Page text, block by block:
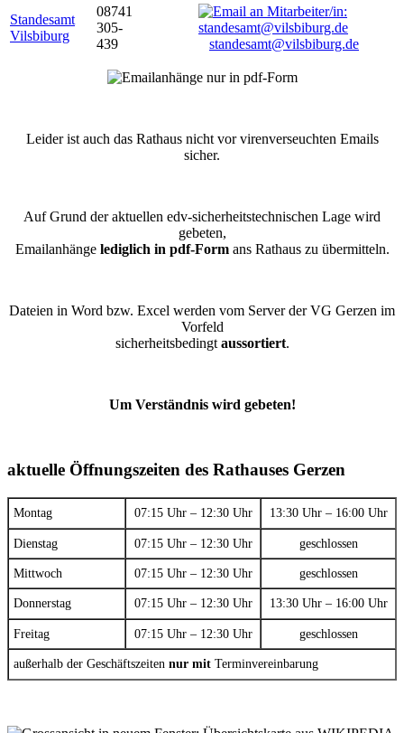
Standesamt
Vilsbiburg
08741
305-
439
standesamt@vilsbiburg.de
Leider ist auch das Rathaus nicht vor virenverseuchten Emails
sicher.
Auf Grund der aktuellen edv-sicherheitstechnischen Lage wird
gebeten,
Emailanhänge lediglich in pdf-Formans Rathaus zu übermitteln.
Dateien in Word bzw. Excel werden vom Server der VG Gerzen im
Vorfeld
sicherheitsbedingt aussortiert.
Um Verständnis wird gebeten!
aktuelle Öffnungszeiten des Rathauses Gerzen
Montag 07:15 Uhr – 12:30 Uhr 13:30 Uhr – 16:00 Uhr
Dienstag 07:15 Uhr – 12:30 Uhr geschlossen
Mittwoch 07:15 Uhr – 12:30 Uhr geschlossen
Donnerstag 07:15 Uhr – 12:30 Uhr 13:30 Uhr – 16:00 Uhr
Freitag 07:15 Uhr – 12:30 Uhr geschlossen
außerhalb der Geschäftszeiten nur mit Terminvereinbarung